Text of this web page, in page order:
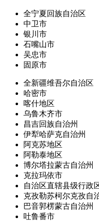
全宁夏回族自治区
中卫市
银川市
石嘴山市
吴忠市
固原市
全新疆维吾尔自治区
哈密市
喀什地区
乌鲁木齐市
昌吉回族自治州
伊犁哈萨克自治州
阿克苏地区
阿勒泰地区
博尔塔拉蒙古自治州
克拉玛依市
自治区直辖县级行政
克孜勒苏柯尔克孜自
巴音郭楞蒙古自治州
吐鲁番市